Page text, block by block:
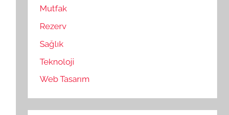
Mutfak
Rezerv
Sağlık
Teknoloji
Web Tasarım